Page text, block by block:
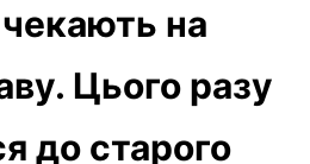
на
Цього разу
до старого